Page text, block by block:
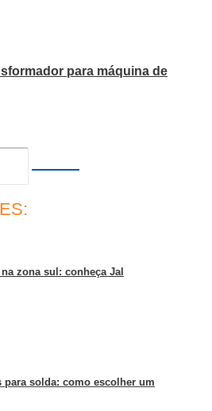
para máquina de
zona sul: conheça Jal
solda: como escolher um